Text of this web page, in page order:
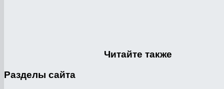
Читайте также
Разделы сайта